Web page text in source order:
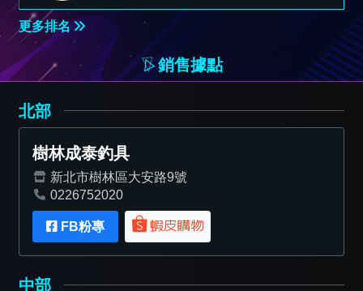
更多排名
銷售據點
北部
樹林成泰釣具
新北市樹林區大安路9號
0226752020
FB粉專
中部